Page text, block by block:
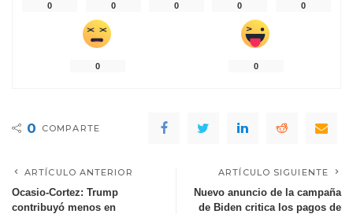
0 0 0 0 0
0 0
0 COMPARTE
ARTÍCULO ANTERIOR
Ocasio-Cortez: Trump
contribuyó menos en
ARTÍCULO SIGUIENTE
Nuevo anuncio de la campaña
de Biden critica los pagos de